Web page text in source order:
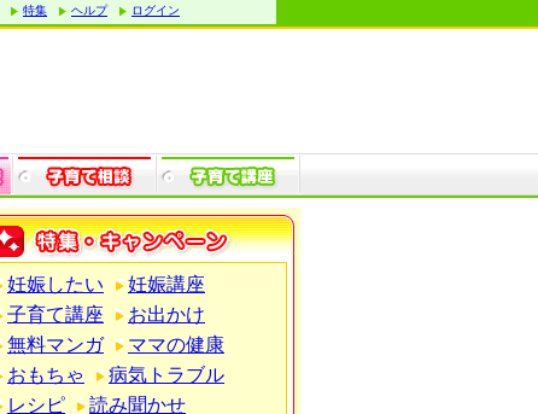
特集 ヘルプ ログイン
妊娠したい
妊娠講座
子育て講座
お出かけ
無料マンガ
ママの健康
おもちゃ
病気トラブル
レシピ
読み聞かせ